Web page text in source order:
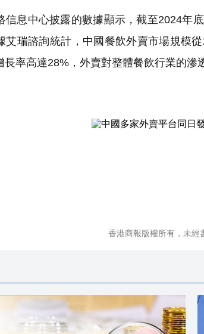
息中心披露的數據顯示，截至2024年
艾瑞諮詢統計，中國餐飲外賣市場規模
長率高達28%，外賣對整體餐飲行業的
香港商報版權所有，未經